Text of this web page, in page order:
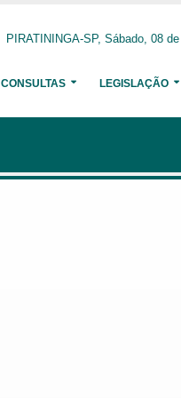
PIRATININGA-SP, Sábado, 08
CONSULTAS LEGISLAÇÃO